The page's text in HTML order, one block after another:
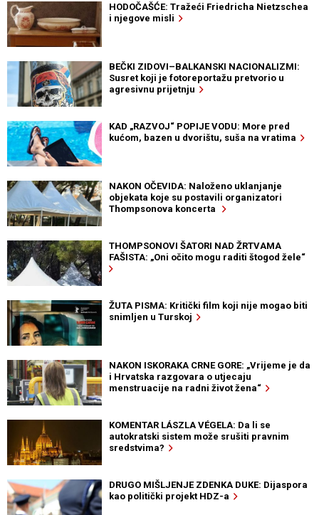
HODOČAŠĆE: Tražeći Friedricha Nietzschea
i njegove misli
BEČKI ZIDOVI–BALKANSKI NACIONALIZMI:
Susret koji je fotoreportažu pretvorio u
agresivnu prijetnju
KAD „RAZVOJ“ POPIJE VODU: More pred
kućom, bazen u dvorištu, suša na vratima
NAKON OČEVIDA: Naloženo uklanjanje
objekata koje su postavili organizatori
Thompsonova koncerta
THOMPSONOVI ŠATORI NAD ŽRTVAMA
FAŠISTA: „Oni očito mogu raditi štogod žele“
ŽUTA PISMA: Kritički film koji nije mogao biti
snimljen u Turskoj
NAKON ISKORAKA CRNE GORE: „Vrijeme je da
i Hrvatska razgovara o utjecaju
menstruacije na radni život žena“
KOMENTAR LÁSZLA VÉGELA: Da li se
autokratski sistem može srušiti pravnim
sredstvima?
DRUGO MIŠLJENJE ZDENKA DUKE: Dijaspora
kao politički projekt HDZ-a